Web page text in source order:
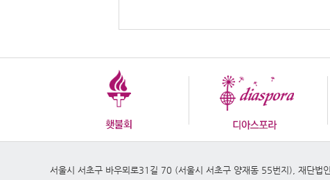
서울시 서초구 바우뫼로31길 70 (서울시 서초구 양재동 55번지), 재